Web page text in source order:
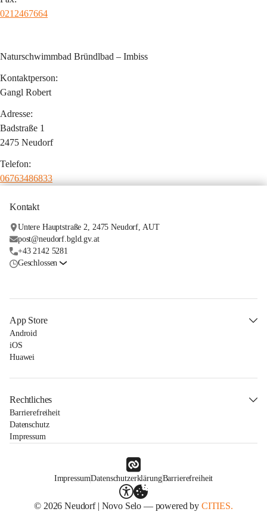
0212467664
Naturschwimmbad Bründlbad – Imbiss
Kontaktperson:
Gangl Robert
Adresse:
Badstraße 1
2475 Neudorf
Telefon:
06763486833
Kontakt
Untere Hauptstraße 2, 2475 Neudorf, AUT
post@neudorf.bgld.gv.at
+43 2142 5281
Geschlossen
App Store
Android
iOS
Huawei
Rechtliches
Barrierefreiheit
Datenschutz
Impressum
ImpressumDatenschutzerklärungBarrierefreiheit
© 2026 Neudorf | Novo Selo — powered by CITIES.